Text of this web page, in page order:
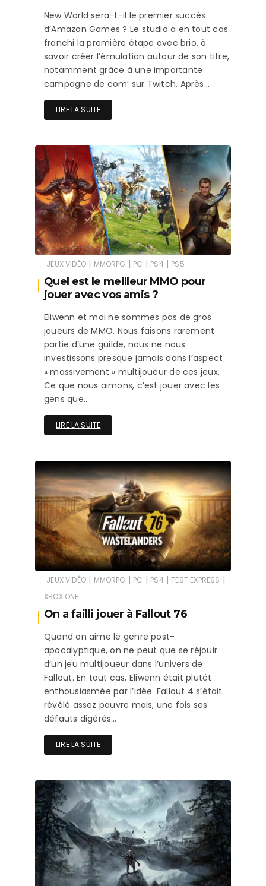
New World sera-t-il le premier succès
d’Amazon Games ? Le studio a en tout cas
franchi la première étape avec brio, à
savoir créer l’émulation autour de son titre,
notamment grâce à une importante
campagne de com’ sur Twitch. Après…
LIRE LA SUITE
JEUX VIDÉO | MMORPG | PC | PS4 | PS5
Quel est le meilleur MMO pour
jouer avec vos amis ?
Eliwenn et moi ne sommes pas de gros
joueurs de MMO. Nous faisons rarement
partie d’une guilde, nous ne nous
investissons presque jamais dans l’aspect
« massivement » multijoueur de ces jeux.
Ce que nous aimons, c’est jouer avec les
gens que…
LIRE LA SUITE
JEUX VIDÉO | MMORPG | PC | PS4 | TEST EXPRESS |
XBOX ONE
On a failli jouer à Fallout 76
Quand on aime le genre post-
apocalyptique, on ne peut que se réjouir
d’un jeu multijoueur dans l’univers de
Fallout. En tout cas, Eliwenn était plutôt
enthousiasmée par l’idée. Fallout 4 s’était
révélé assez pauvre mais, une fois ses
défauts digérés…
LIRE LA SUITE